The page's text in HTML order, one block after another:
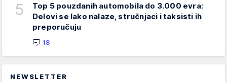
5
Top 5 pouzdanih automobila do 3.000 evra:
Delovi se lako nalaze, stručnjaci i taksisti ih
preporučuju
18
NEWSLETTER